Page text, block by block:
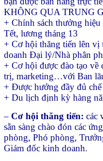
KHÔNG QUA TRUNG
+ Chính sách thưởng
Tết, lương tháng 13
+ Cơ hội thăng tiến lên
doanh Đại lý/Nhà phân
+ Cơ hội được đào tạo
trị, marketing…với Ban
+ Được hưởng đầy đủ
+ Du lịch định kỳ hàng
– Cơ hội thăng tiến: các
sẵn sàng chào đón các
phòng, Phó phòng,
Giám đốc kinh doanh.